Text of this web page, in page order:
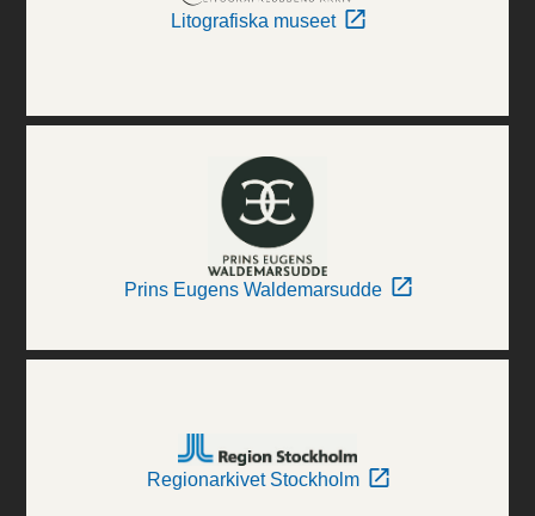
Litografiska museet
Prins Eugens Waldemarsudde
Regionarkivet Stockholm